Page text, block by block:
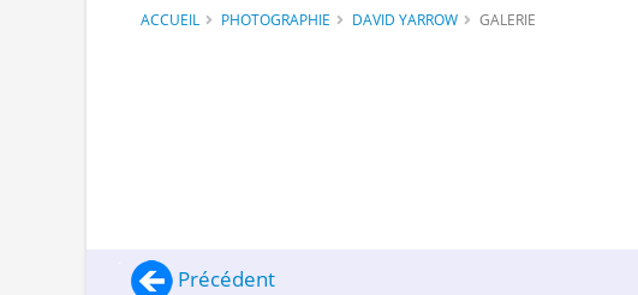
ACCUEIL PHOTOGRAPHIE DAVID YARROW GALERIE
Précédent